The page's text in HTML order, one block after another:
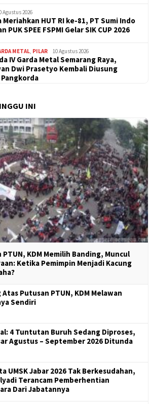
Agustus 2026
Meriahkan HUT RI ke-81, PT Sumi Indo
PUK SPEE FSPMI Gelar SIK CUP 2026
METAL PILAR 10 Agustus 2026
IV Garda Metal Semarang Raya,
Dwi Prasetyo Kembali Diusung
INI
PTUN, KDM Memilih Banding, Muncul
Ketika Pemimpin Menjadi Kacung
Putusan PTUN, KDM Melawan
Sendiri
4 Tuntutan Buruh Sedang Diproses,
Agustus – September 2026 Ditunda
UMSK Jabar 2026 Tak Berkesudahan,
Terancam Pemberhentian
Dari Jabatannya